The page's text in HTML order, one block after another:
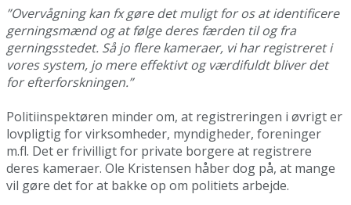
”Overvågning kan fx gøre det muligt for os at identificere
gerningsmænd og at følge deres færden til og fra
gerningsstedet. Så jo flere kameraer, vi har registreret i
vores system, jo mere effektivt og værdifuldt bliver det
for efterforskningen.”
Politiinspektøren minder om, at registreringen i øvrigt er
lovpligtig for virksomheder, myndigheder, foreninger
m.fl. Det er frivilligt for private borgere at registrere
deres kameraer. Ole Kristensen håber dog på, at mange
vil gøre det for at bakke op om politiets arbejde.